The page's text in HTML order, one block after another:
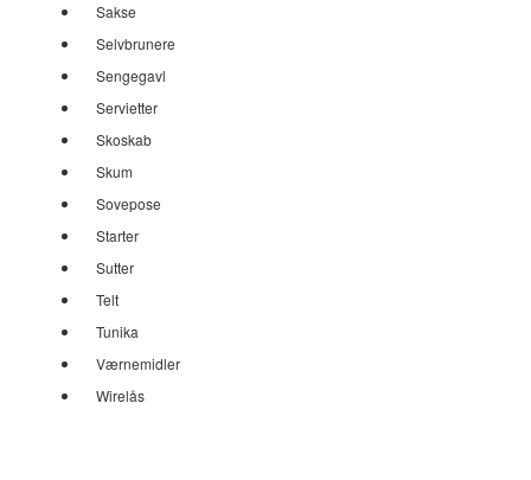
Sakse
Selvbrunere
Sengegavl
Servietter
Skoskab
Skum
Sovepose
Starter
Sutter
Telt
Tunika
Værnemidler
Wirelås